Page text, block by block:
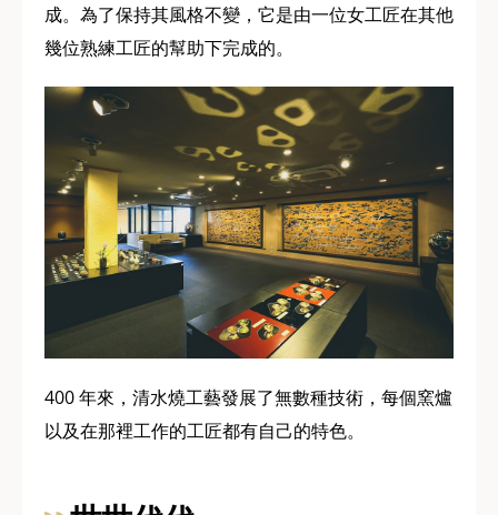
成。為了保持其風格不變，它是由一位女工匠在其他
幾位熟練工匠的幫助下完成的。
400 年來，清水燒工藝發展了無數種技術，每個窯爐
以及在那裡工作的工匠都有自己的特色。